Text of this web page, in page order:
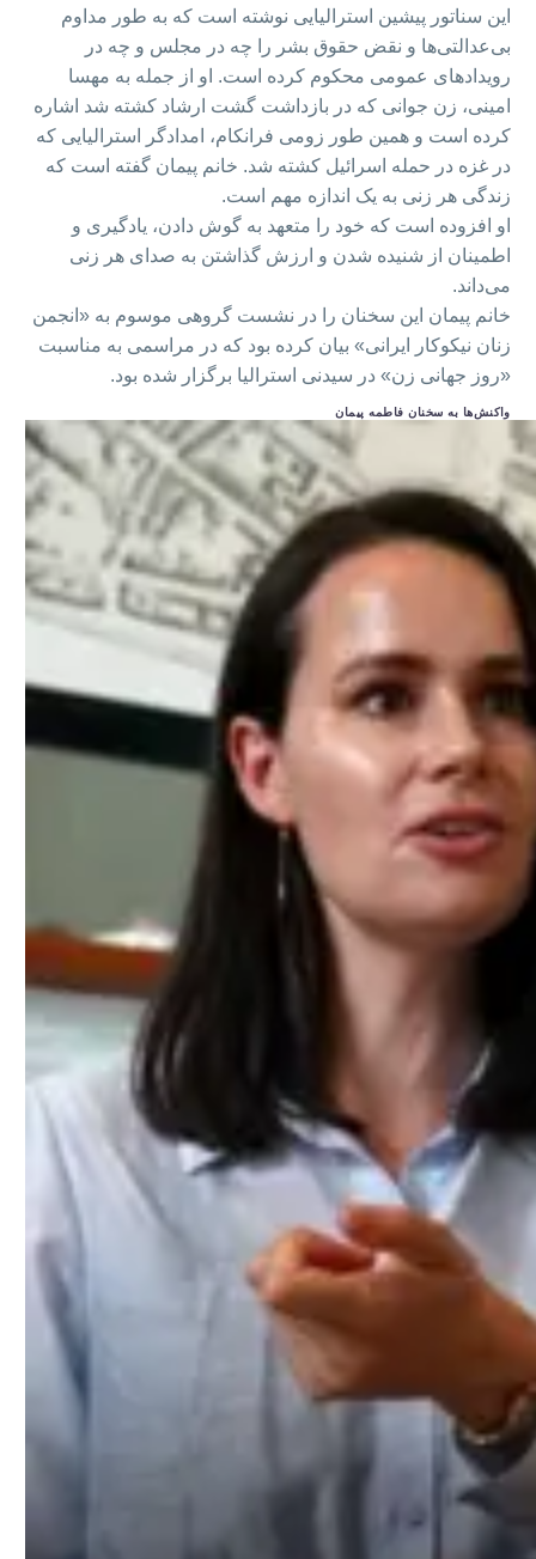
این سناتور پیشین استرالیایی نوشته است که به طور مداوم
بی‌عدالتی‌ها و نقض حقوق بشر را چه در مجلس و چه در
رویدادهای عمومی محکوم کرده است. او از جمله به مهسا
امینی، زن جوانی که در بازداشت گشت ارشاد کشته شد اشاره
کرده است و همین طور زومی فرانکام، امدادگر استرالیایی که
در غزه در حمله اسرائیل کشته شد. خانم پیمان گفته است که
زندگی هر زنی به یک اندازه مهم است.
او افزوده است که خود را متعهد به گوش دادن، یادگیری و
اطمینان از شنیده شدن و ارزش گذاشتن به صدای هر زنی
می‌داند.
خانم پیمان این سخنان را در نشست گر‌وهی موسوم به «انجمن
زنان نیکوکار ایرانی» بیان کرده بود که در مراسمی به مناسبت
«روز جهانی زن» در سیدنی استرالیا برگزار شده بود.
واکنش‌ها به سخنان فاطمه پیمان